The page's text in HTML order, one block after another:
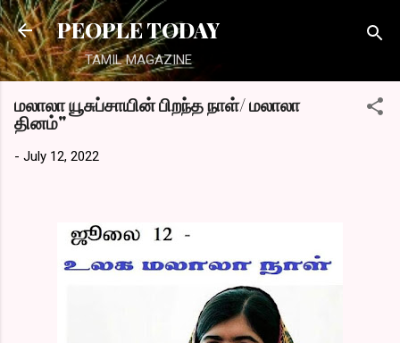
Skip to main content
PEOPLE TODAY
TAMIL MAGAZINE
மலாலா யூசுப்சாயின் பிறந்த நாள்/ மலாலா
தினம்"
- July 12, 2022